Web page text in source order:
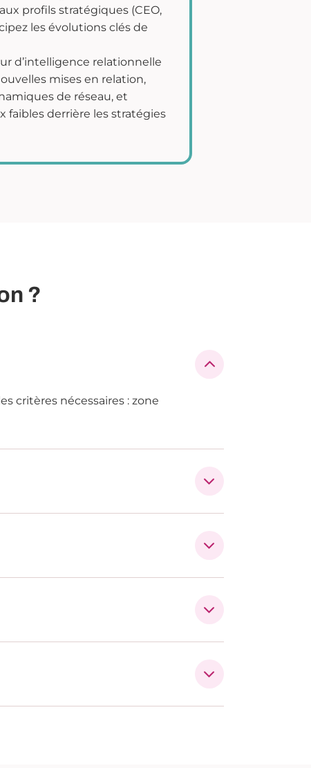
profils stratégiques (CEO,
les évolutions clés de
d’intelligence relationnelle
mises en relation,
de réseau, et
faibles derrière les stratégies
?
critères nécessaires : zone